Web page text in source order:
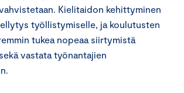
Kielitaidon kehittyminen
työllistymiselle, ja koulutusten
tukea nopeaa siirtymistä
vastata työnantajien